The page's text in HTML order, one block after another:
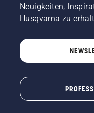
Neuigkeiten,
Husqvarna zu